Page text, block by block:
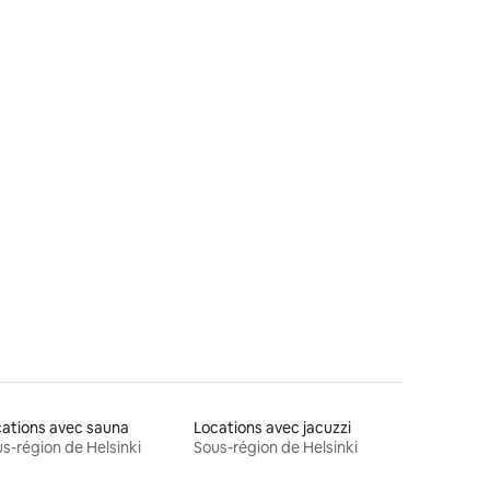
avec sauna
région de Helsinki
Locations avec jacuzzi
Sous-région de Helsinki